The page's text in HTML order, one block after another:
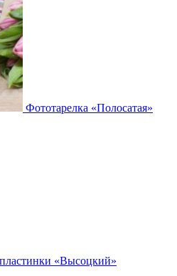
Фототарелка «Полосатая»
«Высоцкий»